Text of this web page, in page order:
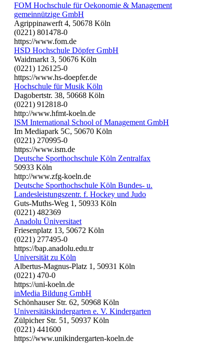
FOM Hochschule für Oekonomie & Management
gemeinnützige GmbH
Agrippinawerft 4, 50678 Köln
(0221) 801478-0
https://www.fom.de
HSD Hochschule Döpfer GmbH
Waidmarkt 3, 50676 Köln
(0221) 126125-0
https://www.hs-doepfer.de
Hochschule für Musik Köln
Dagobertstr. 38, 50668 Köln
(0221) 912818-0
http://www.hfmt-koeln.de
ISM International School of Management GmbH
Im Mediapark 5C, 50670 Köln
(0221) 270995-0
https://www.ism.de
Deutsche Sporthochschule Köln Zentralfax
50933 Köln
http://www.zfg-koeln.de
Deutsche Sporthochschule Köln Bundes- u.
Landesleistungszentr. f. Hockey und Judo
Guts-Muths-Weg 1, 50933 Köln
(0221) 482369
Anadolu Üniversitaet
Friesenplatz 13, 50672 Köln
(0221) 277495-0
https://bap.anadolu.edu.tr
Universität zu Köln
Albertus-Magnus-Platz 1, 50931 Köln
(0221) 470-0
https://uni-koeln.de
inMedia Bildung GmbH
Schönhauser Str. 62, 50968 Köln
Universitätskindergarten e. V. Kindergarten
Zülpicher Str. 51, 50937 Köln
(0221) 441600
https://www.unikindergarten-koeln.de